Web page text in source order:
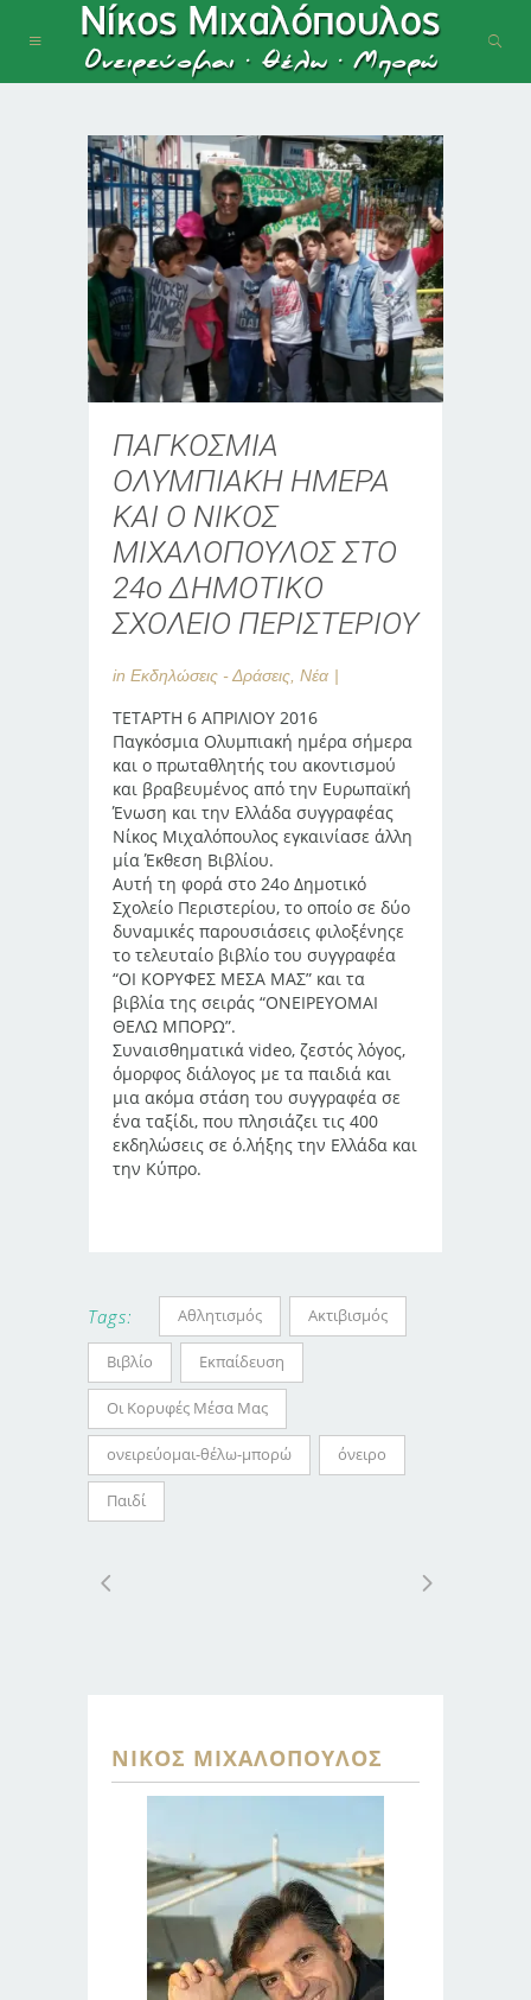
ΠΑΓΚΟΣΜΙΑ
ΟΛΥΜΠΙΑΚΗ ΗΜΕΡΑ
ΚΑΙ Ο ΝΙΚΟΣ
ΜΙΧΑΛΟΠΟΥΛΟΣ ΣΤΟ
24ο ΔΗΜΟΤΙΚΟ
ΣΧΟΛΕΙΟ ΠΕΡΙΣΤΕΡΙΟΥ
in Εκδηλώσεις - Δράσεις Νέα
ΤΕΤΑΡΤΗ 6 ΑΠΡΙΛΙΟΥ 2016
Παγκόσμια Ολυμπιακή ημέρα σήμερα
και ο πρωταθλητής του ακοντισμού
και βραβευμένος από την Ευρωπαϊκή
Ένωση και την Ελλάδα συγγραφέας
Νίκος Μιχαλόπουλος εγκαινίασε άλλη
μία Έκθεση Βιβλίου.
Αυτή τη φορά στο 24ο Δημοτικό
Σχολείο Περιστερίου, το οποίο σε δύο
δυναμικές παρουσιάσεις φιλοξένηςε
το τελευταίο βιβλίο του συγγραφέα
“ΟΙ ΚΟΡΥΦΕΣ ΜΕΣΑ ΜΑΣ” και τα
βιβλία της σειράς “ΟΝΕΙΡΕΥΟΜΑΙ
ΘΕΛΩ ΜΠΟΡΩ”.
Συναισθηματικά video, ζεστός λόγος,
όμορφος διάλογος με τα παιδιά και
μια ακόμα στάση του συγγραφέα σε
ένα ταξίδι, που πλησιάζει τις 400
εκδηλώσεις σε ό.λήξης την Ελλάδα και
την Κύπρο.
Tags: Αθλητισμός Ακτιβισμός
Βιβλίο Εκπαίδευση
Οι Κορυφές Μέσα Μας
ονειρεύομαι-θέλω-μπορώ όνειρο
Παιδί
ΝΊΚΟΣ ΜΙΧΑΛΌΠΟΥΛΟΣ